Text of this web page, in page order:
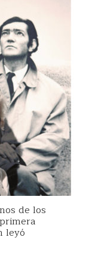
de los
leyó